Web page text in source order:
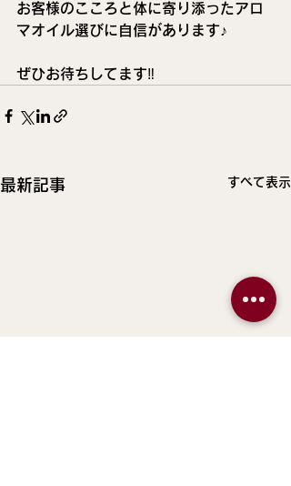
お客様のこころと体に寄り添ったアロ
マオイル選びに自信があります♪
ぜひお待ちしてます‼️
最新記事 すべて表示